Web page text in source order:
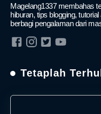
Magelang1337 membahas
hiburan, tips blogging,
berbagi pengalaman dari
Tetaplah